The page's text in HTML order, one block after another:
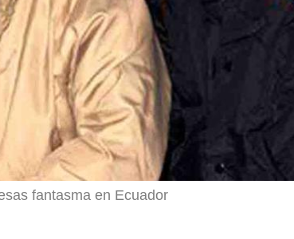
fantasma en Ecuador